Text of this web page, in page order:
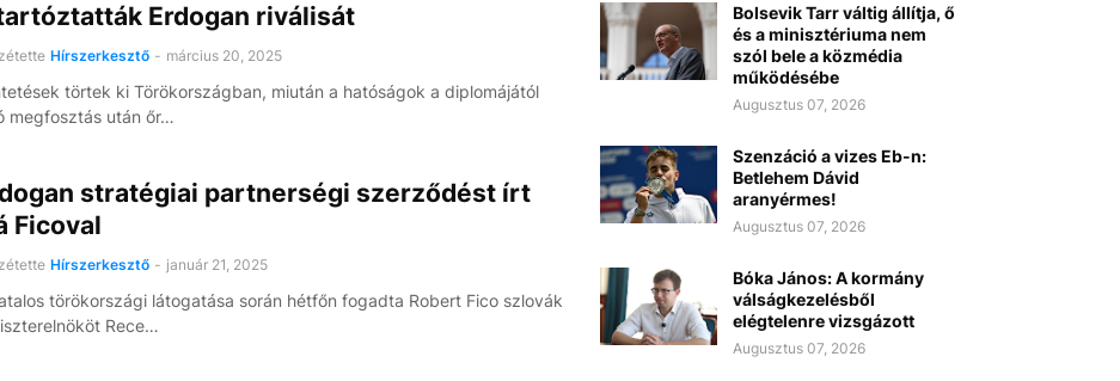
Erdogan riválisát
Hírszerkesztő - március 20, 2025
törtek ki Törökországban, miután a hatóságok a diplomájától
megfosztás után őr…
stratégiai partnerségi szerződést írt
Ficoval
Hírszerkesztő - január 21, 2025
törökországi látogatása során hétfőn fogadta Robert Fico szlovák
Rece…
Bolsevik Tarr váltig állítja, ő
és a minisztériuma nem
szól bele a közmédia
működésébe
Augusztus 07, 2026
Szenzáció a vizes Eb-n:
Betlehem Dávid
aranyérmes!
Augusztus 07, 2026
Bóka János: A kormány
válságkezelésből
elégtelenre vizsgázott
Augusztus 07, 2026